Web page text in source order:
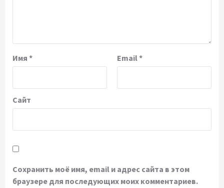
Имя * Email*
Сайт
Сохранить моё имя, email и адрес сайта в этом
браузере для последующих моих комментариев.